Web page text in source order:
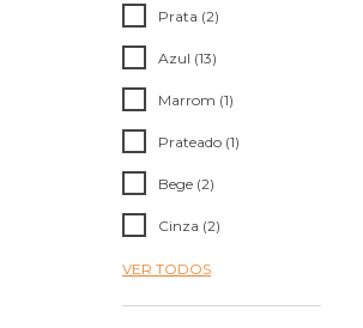
Prata (2)
Azul (13)
Marrom (1)
Prateado (1)
Bege (2)
Cinza (2)
VER TODOS